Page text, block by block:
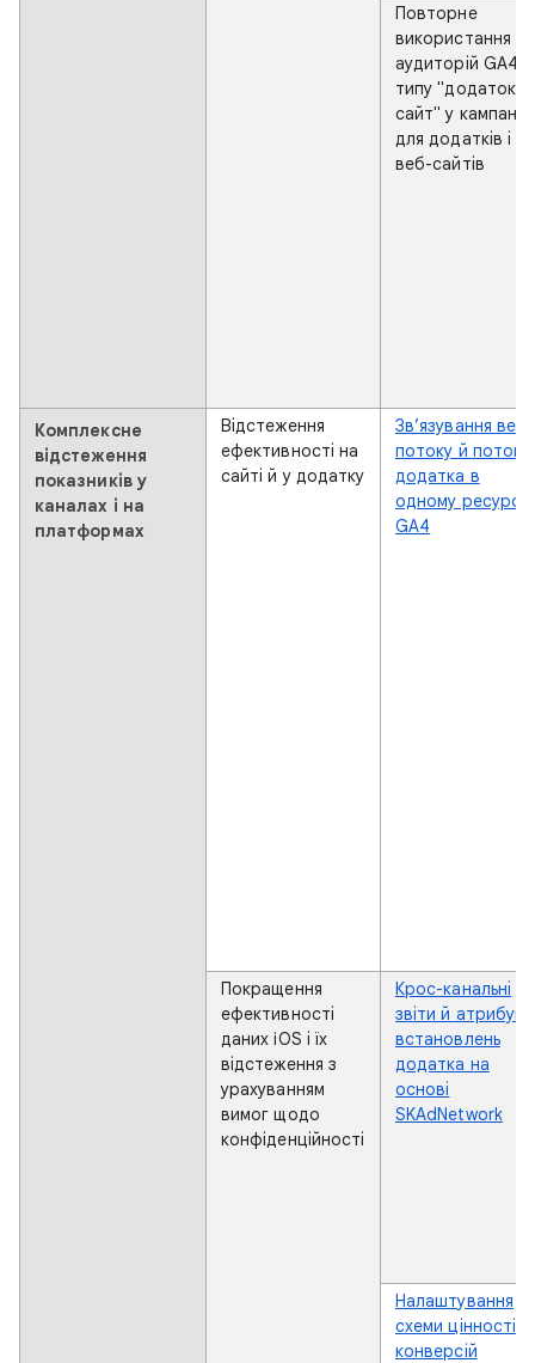
Повторне
використання
аудиторій GA4
типу "додаток і
сайт" у
для додатків і
веб-сайтів
Комплексне
відстеження
показників у
каналах і на
платформах
Відстеження
ефективності на
сайті й у додатку
Зв’язування веб-
потоку й потоку
додатка в
одному ресурсі
GA4
Покращення
ефективності
даних iOS і їх
відстеження з
урахуванням
вимог щодо
конфіденційності
Крос-канальні
звіти й
встановлень
додатка на
основі
SKAdNetwork
Налаштування
схеми цінності
конверсій